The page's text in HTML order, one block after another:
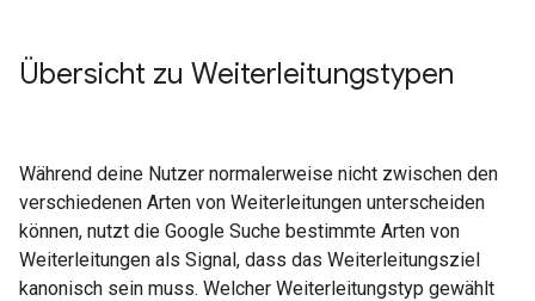
Übersicht zu Weiterleitungstypen
Während deine Nutzer normalerweise nicht zwischen den
verschiedenen Arten von Weiterleitungen unterscheiden
können, nutzt die Google Suche bestimmte Arten von
Weiterleitungen als Signal, dass das Weiterleitungsziel
kanonisch sein muss. Welcher Weiterleitungstyp gewählt